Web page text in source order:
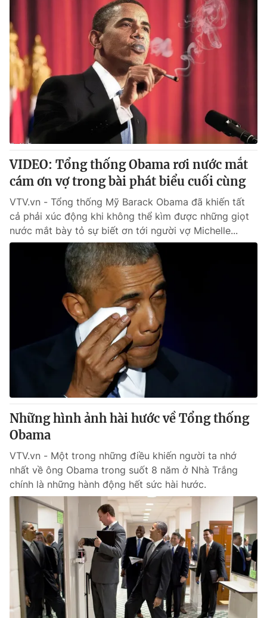
VIDEO: Tổng thống Obama rơi nước mắt
cám ơn vợ trong bài phát biểu cuối cùng
VTV.vn - Tổng thống Mỹ Barack Obama đã khiến tất
cả phải xúc động khi không thể kìm được những giọt
nước mắt bày tỏ sự biết ơn tới người vợ Michelle...
Những hình ảnh hài hước về Tổng thống
Obama
VTV.vn - Một trong những điều khiến người ta nhớ
nhất về ông Obama trong suốt 8 năm ở Nhà Trắng
chính là những hành động hết sức hài hước.